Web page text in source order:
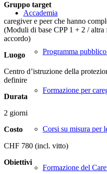
Accademia
Programma
Formazione per
Corsi su misura per
Formazione del
Gruppo target
caregiver e peer che hanno
(Moduli di base CPP 1 + 2 / altra
accordo)
Luogo
Centro d’istruzione della
definire
Durata
2 giorni
Costo
CHF 780 (incl. vitto)
Obiettivi